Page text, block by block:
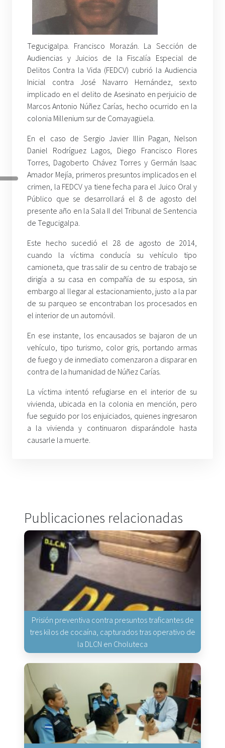
Tegucigalpa. Francisco Morazán. La Sección de
Audiencias y Juicios de la Fiscalía Especial de
Delitos Contra la Vida (FEDCV) cubrió la Audiencia
Inicial contra José Navarro Hernández, sexto
implicado en el delito de Asesinato en perjuicio de
Marcos Antonio Núñez Carías, hecho ocurrido en la
colonia Millenium sur de Comayagüela.
En el caso de Sergio Javier Illin Pagan, Nelson
Daniel Rodríguez Lagos, Diego Francisco Flores
Torres, Dagoberto Chávez Torres y Germán Isaac
Amador Mejía, primeros presuntos implicados en el
crimen, la FEDCV ya tiene fecha para el Juico Oral y
Público que se desarrollará el 8 de agosto del
presente año en la Sala II del Tribunal de Sentencia
de Tegucigalpa.
Este hecho sucedió el 28 de agosto de 2014,
cuando la víctima conducía su vehículo tipo
camioneta, que tras salir de su centro de trabajo se
dirigía a su casa en compañía de su esposa, sin
embargo al llegar al estacionamiento, justo a la par
de su parqueo se encontraban los procesados en
el interior de un automóvil.
En ese instante, los encausados se bajaron de un
vehículo, tipo turismo, color gris, portando armas
de fuego y de inmediato comenzaron a disparar en
contra de la humanidad de Núñez Carías.
La víctima intentó refugiarse en el interior de su
vivienda, ubicada en la colonia en mención, pero
fue seguido por los enjuiciados, quienes ingresaron
a la vivienda y continuaron disparándole hasta
causarle la muerte.
Publicaciones relacionadas
Prisión preventiva contra presuntos traficantes de
tres kilos de cocaína, capturados tras operativo de
la DLCN en Choluteca